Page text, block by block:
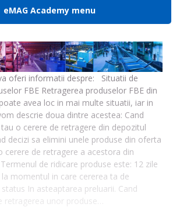
eMAG Academy menu
oferi informatii despre: Situatii de
FBE Retragerea produselor FBE din
avea loc in mai multe situatii, iar in
descrie doua dintre acestea: Cand
o cerere de retragere din depozitul
decizi sa elimini unele produse din oferta
cerere de retragere a acestora din
de ridicare produse este: 12 zile
momentul in care cererea ta de
In asteaptarea preluarii. Cand
retragerea unor produse…